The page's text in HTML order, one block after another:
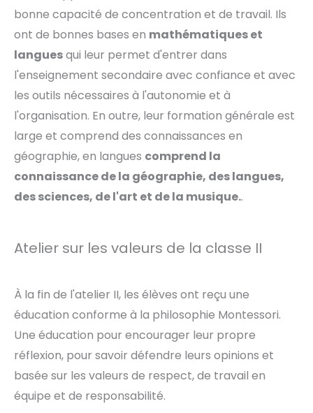
bonne capacité de concentration et de travail. Ils
ont de bonnes bases en mathématiques et
languesqui leur permet d'entrer dans
l'enseignement secondaire avec confiance et avec
les outils nécessaires à l'autonomie et à
l'organisation. En outre, leur formation générale est
large et comprend des connaissances en
géographie, en langues comprend la
connaissance de la géographie, des langues,
des sciences, de l'art et de la musique..
Atelier sur les valeurs de la classe II
À la fin de l'atelier II, les élèves ont reçu une
éducation conforme à la philosophie Montessori.
Une éducation pour encourager leur propre
réflexion, pour savoir défendre leurs opinions et
basée sur les valeurs de respect, de travail en
équipe et de responsabilité.